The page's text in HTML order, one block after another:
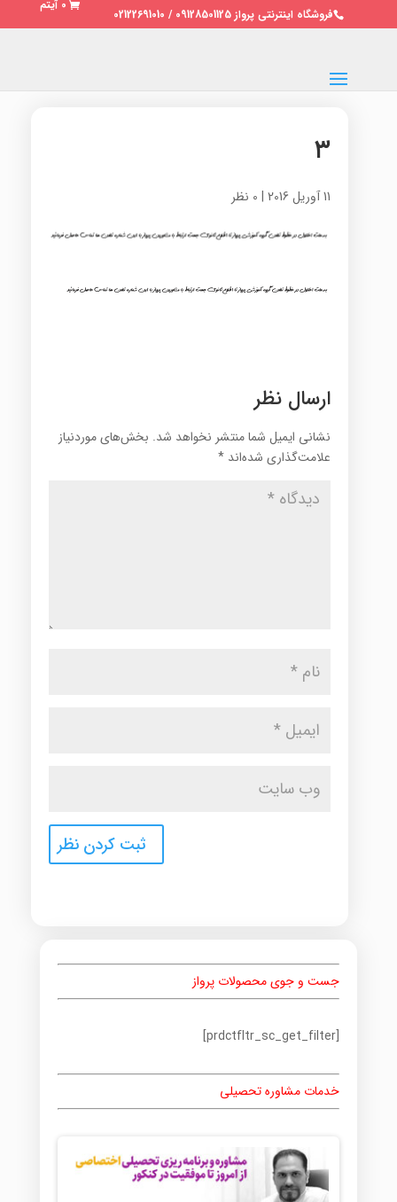
فروشگاه اینترنتی پرواز 09128501125 / 02122691010
0 آیتم
۳
11 آوریل 2016 | 0 نظر
ارسال نظر
نشانی ایمیل شما منتشر نخواهد شد. بخش‌های موردنیاز
علامت‌گذاری شده‌اند *
جست و جوی محصولات پرواز
[prdctfltr_sc_get_filter]
خدمات مشاوره تحصیلی